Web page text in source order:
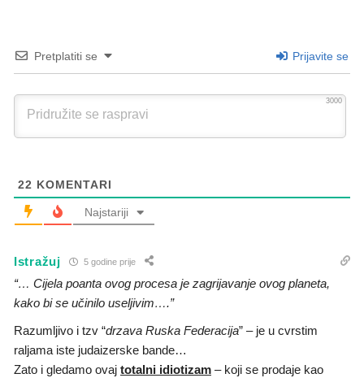
Pretplatiti se Prijavite se
3000
22 KOMENTARI
Najstariji
Istražuj 5 godine prije
“… Cijela poanta ovog procesa je zagrijavanje ovog planeta,
kako bi se učinilo useljivim….”
Razumljivo i tzv “drzava Ruska Federacija” – je u cvrstim
raljama iste judaizerske bande…
Zato i gledamo ovaj totalni idiotizam – koji se prodaje kao